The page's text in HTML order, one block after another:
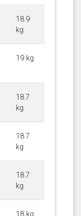
18.9
kg
19 kg
18.7
kg
18.7
kg
18.7
kg
18 kg